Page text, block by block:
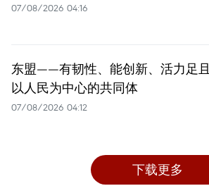
07/08/2026 04:16
东盟——有韧性、能创新、活力足且
以人民为中心的共同体
07/08/2026 04:12
下载更多